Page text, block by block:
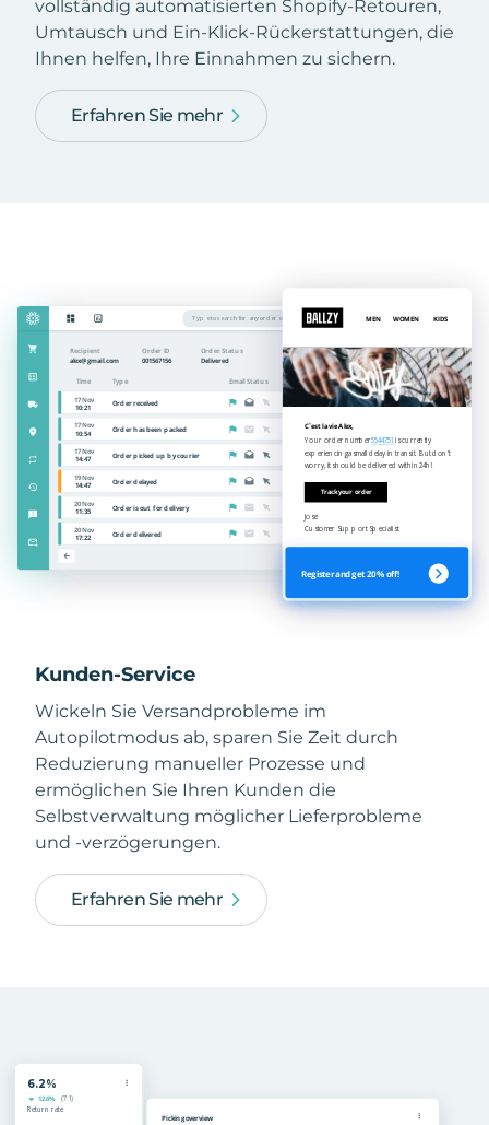
vollständig automatisierten Shopify-Retouren,
Umtausch und Ein-Klick-Rückerstattungen, die
Ihnen helfen, Ihre Einnahmen zu sichern.
Erfahren Sie mehr
Kunden-Service
Wickeln Sie Versandprobleme im
Autopilotmodus ab, sparen Sie Zeit durch
Reduzierung manueller Prozesse und
ermöglichen Sie Ihren Kunden die
Selbstverwaltung möglicher Lieferprobleme
und -verzögerungen.
Erfahren Sie mehr